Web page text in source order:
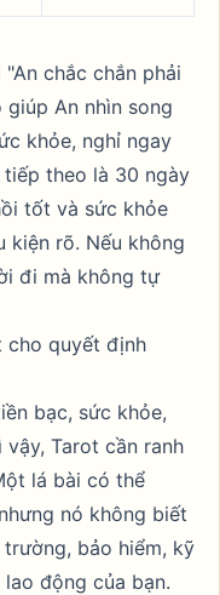
chắc chắn phải
giúp An nhìn song
khỏe, nghỉ ngay
theo là 30 ngày
tốt và sức khỏe
kiện rõ. Nếu không
đi mà không tự
cho quyết định
bạc, sức khỏe,
Tarot cần ranh
lá bài có thể
nó không biết
bảo hiểm, kỹ
động của bạn.